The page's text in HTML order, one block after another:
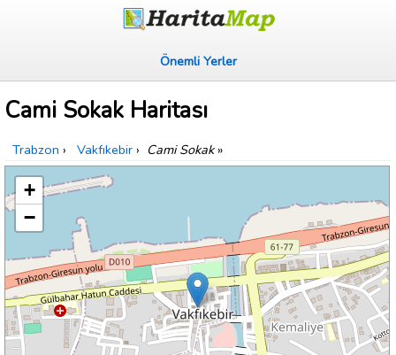
Önemli Yerler
Cami Sokak Haritası
Trabzon › Vakfıkebir › Cami Sokak»
+
−